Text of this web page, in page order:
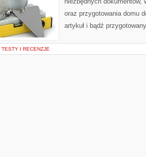
oraz przygotowania domu
artykuł i bądź
TESTY I RECENZJE